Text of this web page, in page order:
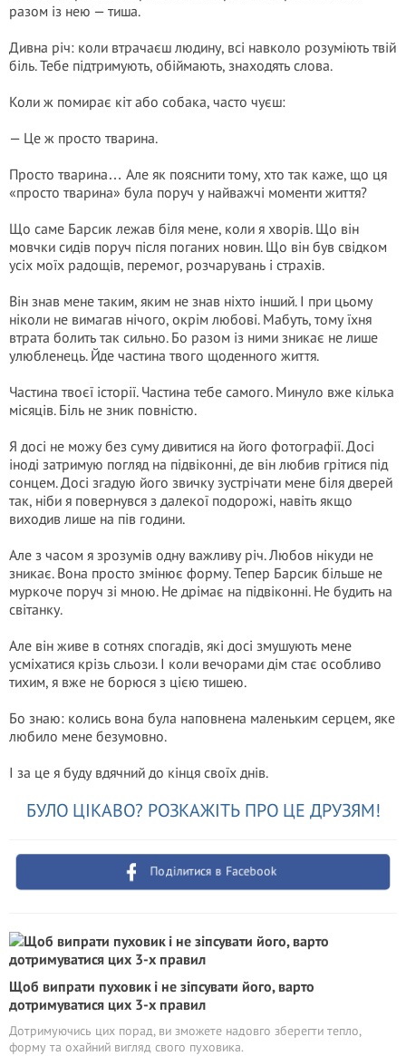
разом із нею — тиша.
Дивна річ: коли втрачаєш людину, всі навколо розуміють твій
біль. Тебе підтримують, обіймають, знаходять слова.
Коли ж помирає кіт або собака, часто чуєш:
— Це ж просто тварина.
Просто тварина… Але як пояснити тому, хто так каже, що ця
«просто тварина» була поруч у найважчі моменти життя?
Що саме Барсик лежав біля мене, коли я хворів. Що він
мовчки сидів поруч після поганих новин. Що він був свідком
усіх моїх радощів, перемог, розчарувань і страхів.
Він знав мене таким, яким не знав ніхто інший. І при цьому
ніколи не вимагав нічого, окрім любові. Мабуть, тому їхня
втрата болить так сильно. Бо разом із ними зникає не лише
улюбленець. Йде частина твого щоденного життя.
Частина твоєї історії. Частина тебе самого. Минуло вже кілька
місяців. Біль не зник повністю.
Я досі не можу без суму дивитися на його фотографії. Досі
іноді затримую погляд на підвіконні, де він любив грітися під
сонцем. Досі згадую його звичку зустрічати мене біля дверей
так, ніби я повернувся з далекої подорожі, навіть якщо
виходив лише на пів години.
Але з часом я зрозумів одну важливу річ. Любов нікуди не
зникає. Вона просто змінює форму. Тепер Барсик більше не
муркоче поруч зі мною. Не дрімає на підвіконні. Не будить на
світанку.
Але він живе в сотнях спогадів, які досі змушують мене
усміхатися крізь сльози. І коли вечорами дім стає особливо
тихим, я вже не борюся з цією тишею.
Бо знаю: колись вона була наповнена маленьким серцем, яке
любило мене безумовно.
І за це я буду вдячний до кінця своїх днів.
БУЛО ЦІКАВО? РОЗКАЖІТЬ ПРО ЦЕ ДРУЗЯМ!
Поділитися в Facebook
Щоб випрати пуховик і не зіпсувати його, варто
дотримуватися цих 3-х правил
Дотримуючись цих порад, ви зможете надовго зберегти тепло,
форму та охайний вигляд свого пуховика.